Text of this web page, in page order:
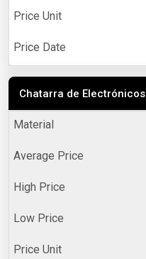
Chatarra de Electrónicos